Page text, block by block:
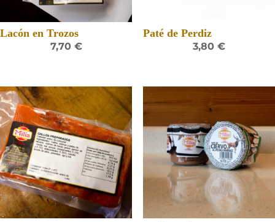
Lacón en Trozos
7,70 €
Paté de Perdiz
3,80 €